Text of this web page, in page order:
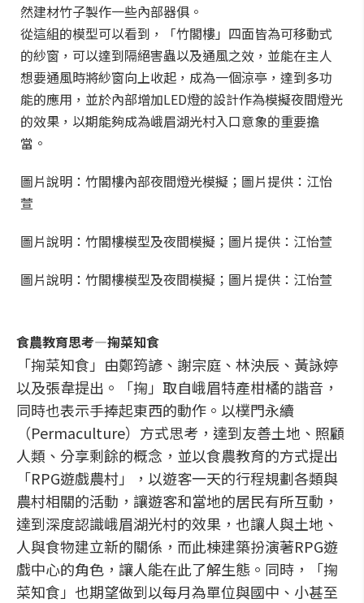
然建材竹子製作一些內部器俱。
從這組的模型可以看到，「竹閣樓」四面皆為可移動式
的紗窗，可以達到隔絕害蟲以及通風之效，並能在主人
想要通風時將紗窗向上收起，成為一個涼亭，達到多功
能的應用，並於內部增加LED燈的設計作為模擬夜間燈光
的效果，以期能夠成為峨眉湖光村入口意象的重要擔
當。
圖片說明：竹閣樓內部夜間燈光模擬；圖片提供：江怡
萱
圖片說明：竹閣樓模型及夜間模擬；圖片提供：江怡萱
圖片說明：竹閣樓模型及夜間模擬；圖片提供：江怡萱
食農教育思考—掬菜知食
「掬菜知食」由鄭筠諺、謝宗庭、林泱辰、黃詠婷
以及張韋提出。「掬」取自峨眉特產柑橘的諧音，
同時也表示手捧起東西的動作。以樸門永續
（Permaculture）方式思考，達到友善土地、照顧
人類、分享剩餘的概念，並以食農教育的方式提出
「RPG遊戲農村」，以遊客一天的行程規劃各類與
農村相關的活動，讓遊客和當地的居民有所互動，
達到深度認識峨眉湖光村的效果，也讓人與土地、
人與食物建立新的關係，而此棟建築扮演著RPG遊
戲中心的角色，讓人能在此了解生態。同時，「掬
菜知食」也期望做到以每月為單位與國中、小甚至